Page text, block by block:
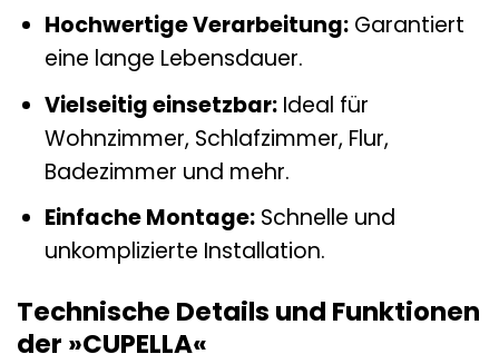
Hochwertige Verarbeitung:Garantiert
eine lange Lebensdauer.
Vielseitig einsetzbar:Ideal für
Wohnzimmer, Schlafzimmer, Flur,
Badezimmer und mehr.
Einfache Montage:Schnelle und
unkomplizierte Installation.
Technische Details und Funktionen
der »CUPELLA«